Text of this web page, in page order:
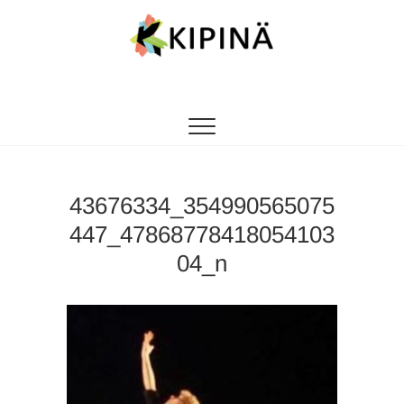
43676334_354990565075
447_47868778418054103
04_n